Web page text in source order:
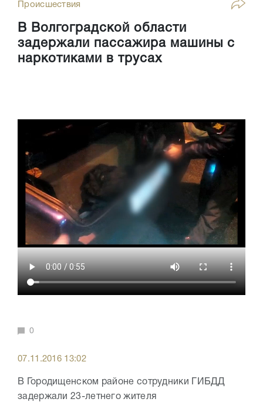
Происшествия
В Волгоградской области
задержали пассажира машины с
наркотиками в трусах
0
07.11.2016 13:02
В Городищенском районе сотрудники ГИБДД
задержали 23-летнего жителя